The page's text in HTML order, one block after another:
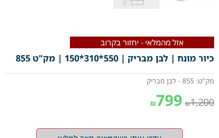
אזל מהמלאי - יחזור בקרוב
כיור מונח | לבן מבריק | 550*310*150 | מק"ט 855
מק"ט: 855 - לבן מבריק
₪1,200
₪799